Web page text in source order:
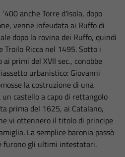
anche Torre d'Isola, dopo
venne infeudata ai Ruffo di
dopo la rovina dei Ruffo, quindi
Troilo Ricca nel 1495. Sotto i
primi del XVII sec., conobbe
urbanistico: Giovanni
la costruzione di una
castello a capo di rettangolo
prima del 1625, ai Catalano,
vi ottennero il titolo di principe
La semplice baronia passò
furono gli ultimi intestatari.